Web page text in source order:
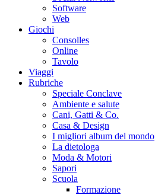
Software
Web
Giochi
Consolles
Online
Tavolo
Viaggi
Rubriche
Speciale Conclave
Ambiente e salute
Cani, Gatti & Co.
Casa & Design
I migliori album del mondo
La dietologa
Moda & Motori
Sapori
Scuola
Formazione